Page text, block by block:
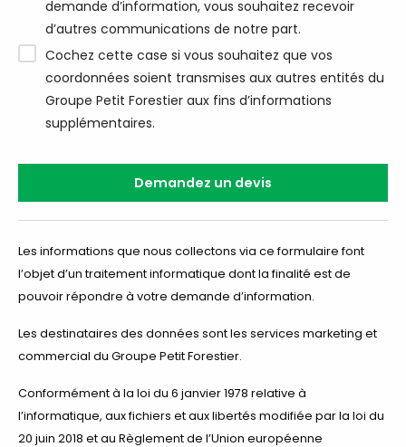
demande d’information, vous souhaitez recevoir
d’autres communications de notre part.
Cochez cette case si vous souhaitez que vos
coordonnées soient transmises aux autres entités du
Groupe Petit Forestier aux fins d’informations
supplémentaires.
Les informations que nous collectons via ce formulaire font
l’objet d’un traitement informatique dont la finalité est de
pouvoir répondre à votre demande d’information.
Les destinataires des données sont les services marketing et
commercial du Groupe Petit Forestier.
Conformément à la loi du 6 janvier 1978 relative à
l’informatique, aux fichiers et aux libertés modifiée par la loi du
20 juin 2018 et au Règlement de l’Union européenne